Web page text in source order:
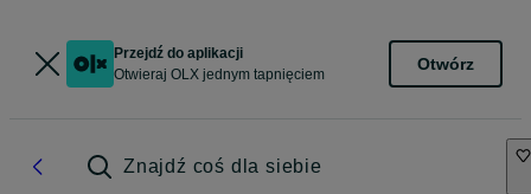
Przejdź do aplikacji
Otwieraj OLX jednym tapnięciem
Otwórz
Znajdź coś dla siebie